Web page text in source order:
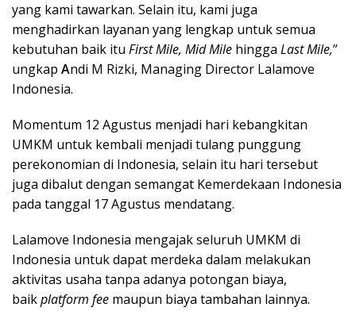
yang kami tawarkan. Selain itu, kami juga
menghadirkan layanan yang lengkap untuk semua
kebutuhan baik itu First Mile, Mid Mile hingga Last Mile,”
ungkap Andi M Rizki, Managing Director Lalamove
Indonesia.
Momentum 12 Agustus menjadi hari kebangkitan
UMKM untuk kembali menjadi tulang punggung
perekonomian di Indonesia, selain itu hari tersebut
juga dibalut dengan semangat Kemerdekaan Indonesia
pada tanggal 17 Agustus mendatang.
Lalamove Indonesia mengajak seluruh UMKM di
Indonesia untuk dapat merdeka dalam melakukan
aktivitas usaha tanpa adanya potongan biaya,
baikplatform fee maupun biaya tambahan lainnya.